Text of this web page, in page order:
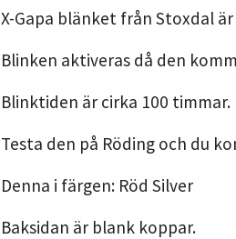
X-Gapa blänket från Stoxdal
Blinken aktiveras då den
Blinktiden är cirka 100
Testa den på Röding och du
Denna i färgen: Röd Silver
Baksidan är blank koppar.